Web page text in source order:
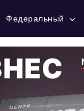
Федеральный